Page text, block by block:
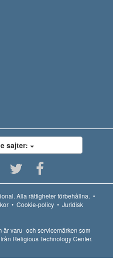
sajter:
Alla rättigheter förbehållna. •
• Cookie-policy • Juridisk
varu- och servicemärken som
Religious Technology Center.